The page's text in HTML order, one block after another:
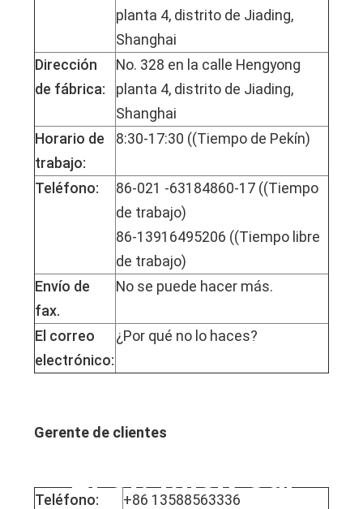
planta 4, distrito de Jiading,
Shanghai
Dirección
de fábrica:
No. 328 en la calle Hengyong
planta 4, distrito de Jiading,
Shanghai
Horario de
trabajo:
8:30-17:30 ((Tiempo de Pekín)
Teléfono:
86-021 -63184860-17 ((Tiempo
de trabajo)
86-13916495206 ((Tiempo libre
de trabajo)
Envío de
fax.
No se puede hacer más.
El correo
electrónico:
¿Por qué no lo haces?
Gerente de clientes
Teléfono:
+86 13588563336